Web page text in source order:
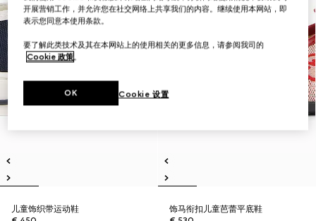
儿童饰织带运动鞋
饰马衔扣儿童芭蕾平底鞋
开展营销工作，并允许您在社交网络上共享我们的内容。继续使用本网站，即
表示您同意本使用条款。
要了解此类技术及其在本网站上的使用相关的更多信息，请参阅我司的
Cookie 政策。
Cookie 设置
OK